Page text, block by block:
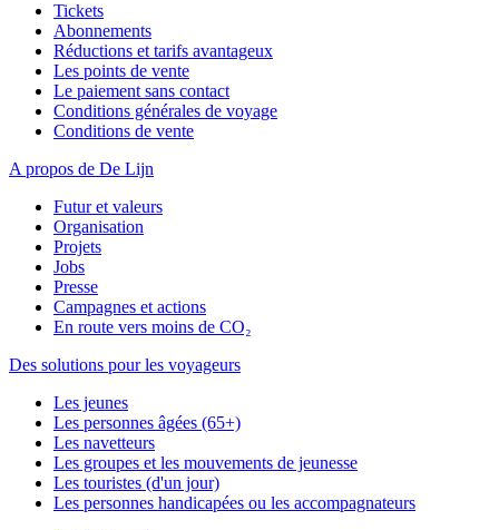
Tickets
Abonnements
Réductions et tarifs avantageux
Les points de vente
Le paiement sans contact
Conditions générales de voyage
Conditions de vente
A propos de De Lijn
Futur et valeurs
Organisation
Projets
Jobs
Presse
Campagnes et actions
En route vers moins de CO₂
Des solutions pour les voyageurs
Les jeunes
Les personnes âgées (65+)
Les navetteurs
Les groupes et les mouvements de jeunesse
Les touristes (d'un jour)
Les personnes handicapées ou les accompagnateurs